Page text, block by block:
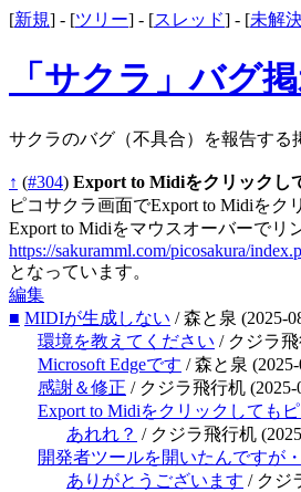
[新規] - [ツリー] - [スレッド] - [未解
「サクラ」バグ
サクラのバグ（不具合）を報告する
↑ (#304) Export to Midiをクリックし
ピコサクラ画面でExport to Midiをク
Export to Midiをマウスオーバーでリ
https://sakuramml.com/picosakura/
となっています。
編集
■ MIDIが生成しない / 森と泉 (2025-
環境を教えてください / クジラ
Microsoft Edgeです / 森と泉
感謝＆修正 / クジラ飛行机 (2025-
Export to Midiをクリックしても
あれれ？ / クジラ飛行机
開発者ツールを開いたんですが
ありがとうございます / クジ